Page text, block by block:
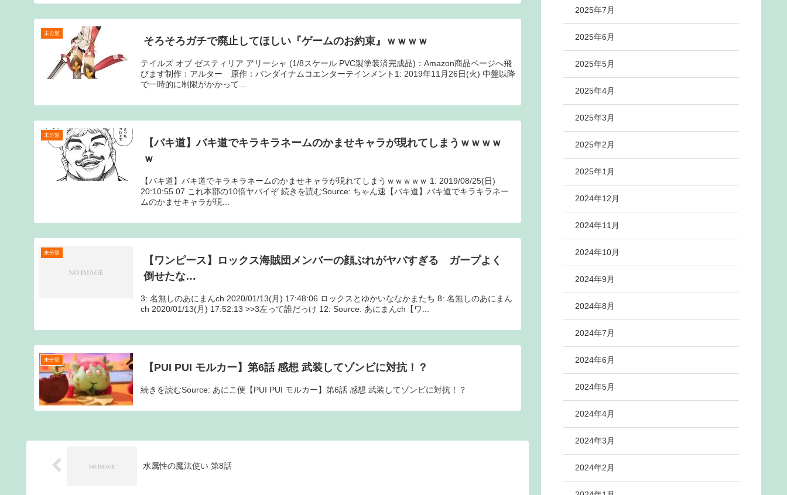
未分類
そろそろガチで廃止してほしい『ゲームのお約束』ｗｗｗｗ
テイルズ オブ ゼスティリア アリーシャ (1/8スケール PVC製塗装済完成品)：Amazon商品ページへ飛
びます制作：アルター 原作：バンダイナムコエンターテインメント1: 2019年11月26日(火) 中盤以降
で一時的に制限がかかって...
未分類
【バキ道】バキ道でキラキラネームのかませキャラが現れてしまうｗｗｗｗ
ｗ
【バキ道】バキ道でキラキラネームのかませキャラが現れてしまうｗｗｗｗｗ 1: 2019/08/25(日)
20:10:55.07 これ本部の10倍ヤバイぞ 続きを読むSource: ちゃん速【バキ道】バキ道でキラキラネー
ムのかませキャラが現...
未分類
【ワンピース】ロックス海賊団メンバーの顔ぶれがヤバすぎる ガープよく
倒せたな…
3: 名無しのあにまんch 2020/01/13(月) 17:48:06 ロックスとゆかいななかまたち 8: 名無しのあにまん
ch 2020/01/13(月) 17:52:13 >>3左って誰だっけ 12: Source: あにまんch【ワ...
未分類
【PUI PUI モルカー】第6話 感想 武装してゾンビに対抗！？
続きを読むSource: あにこ便【PUI PUI モルカー】第6話 感想 武装してゾンビに対抗！？
水属性の魔法使い 第8話
2025年7月
2025年6月
2025年5月
2025年4月
2025年3月
2025年2月
2025年1月
2024年12月
2024年11月
2024年10月
2024年9月
2024年8月
2024年7月
2024年6月
2024年5月
2024年4月
2024年3月
2024年2月